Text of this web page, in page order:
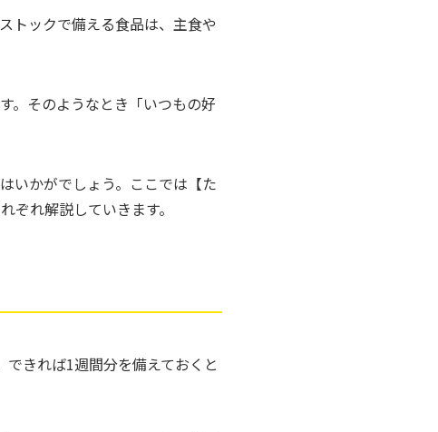
トックで備える食品は、主食や
。そのようなとき「いつもの好
いかがでしょう。ここでは【た
れ解説していきます。
きれば1週間分を備えておくと